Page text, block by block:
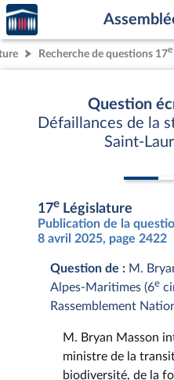
Aller au contenu
Aller en bas de la page
Accèder
à la
page
d'accueilRecherche de questions 17e
Question
Défaillances de la
Saint-
17e Législature
Publication de la
8 avril 2025, page 2422
Question de : M.
Alpes-Maritimes (6e
Rassemblement
M. Bryan Masson
ministre de la
biodiversité, de la